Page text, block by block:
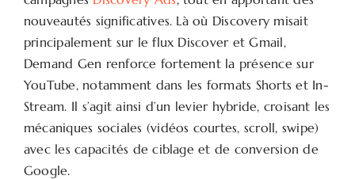
nouveautés significatives. Là où Discovery misait
principalement sur le flux Discover et Gmail,
Demand Gen renforce fortement la présence sur
YouTube, notamment dans les formats Shorts et In-
Stream. Il s’agit ainsi d’un levier hybride, croisant les
mécaniques sociales (vidéos courtes, scroll, swipe)
avec les capacités de ciblage et de conversion de
Google.